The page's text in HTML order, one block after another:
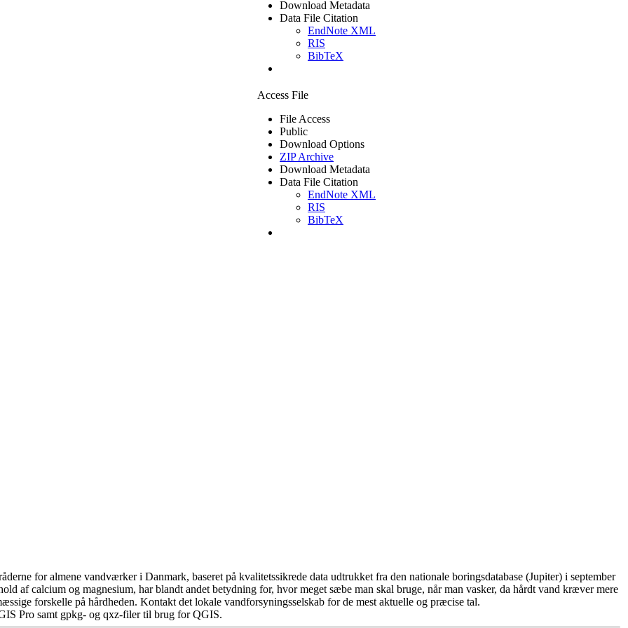
Download Metadata
Data File Citation
EndNote XML
RIS
BibTeX
Access File
File Access
Public
Download Options
ZIP Archive
Download Metadata
Data File Citation
EndNote XML
RIS
BibTeX
for almene vandværker i Danmark, baseret på kvalitetssikrede data udtrukket fra den nationale boringsdatabase (Jupiter) i september
af calcium og magnesium, har blandt andet betydning for, hvor meget sæbe man skal bruge, når man vasker, da hårdt vand kræver mere
forskelle på hårdheden. Kontakt det lokale vandforsyningsselskab for de mest aktuelle og præcise tal.
Pro samt gpkg- og qxz-filer til brug for QGIS.